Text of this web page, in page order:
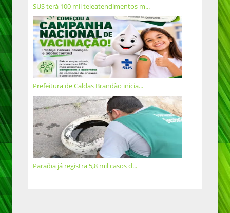
SUS terá 100 mil teleatendimentos m...
Prefeitura de Caldas Brandão inicia...
Paraíba já registra 5,8 mil casos d...